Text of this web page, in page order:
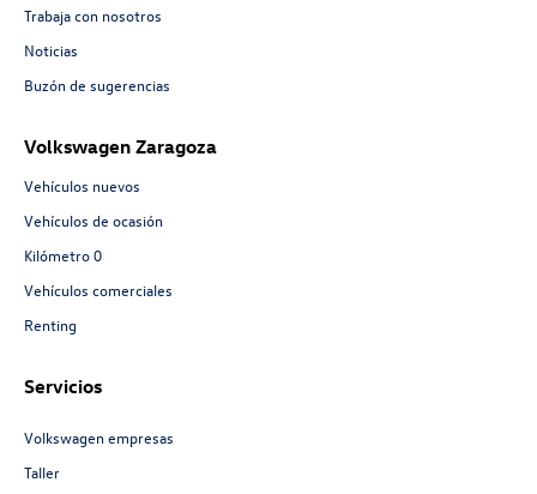
Trabaja con nosotros
Noticias
Buzón de sugerencias
Volkswagen Zaragoza
Vehículos nuevos
Vehículos de ocasión
Kilómetro 0
Vehículos comerciales
Renting
Servicios
Volkswagen empresas
Taller